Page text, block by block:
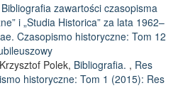
Bibliografia zawartości czasopisma
i „Studia Historica” za lata 1962–
Czasopismo historyczne: Tom 12
Polek, Bibliografia. , Res
historyczne: Tom 1 (2015): Res